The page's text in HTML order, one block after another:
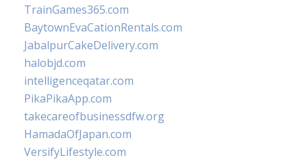
TrainGames365.com
BaytownEvaCationRentals.com
JabalpurCakeDelivery.com
halobjd.com
intelligenceqatar.com
PikaPikaApp.com
takecareofbusinessdfw.org
HamadaOfJapan.com
VersifyLifestyle.com